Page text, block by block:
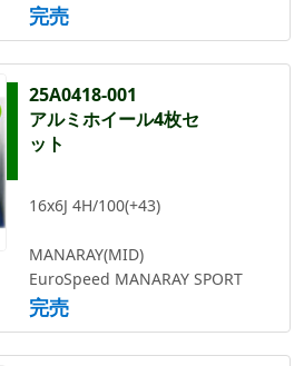
完売
25A0418-001
アルミホイール4枚セ
ット
16x6J 4H/100(+43)
MANARAY(MID)
EuroSpeed MANARAY SPORT
完売